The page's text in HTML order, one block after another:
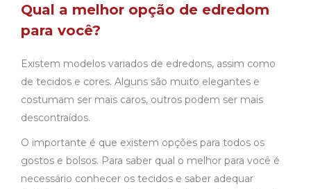
Qual a melhor opção de edredom
para você?
Existem modelos variados de edredons, assim como
de tecidos e cores. Alguns são muito elegantes e
costumam ser mais caros, outros podem ser mais
descontraídos.
O importante é que existem opções para todos os
gostos e bolsos. Para saber qual o melhor para você é
necessário conhecer os tecidos e saber adequar